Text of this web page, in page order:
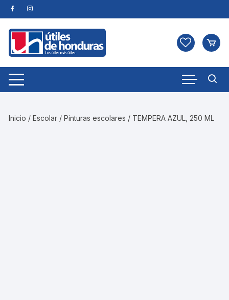
Skip
to
content
Inicio /Escolar /Pinturas escolares / TEMPERA AZUL, 250 ML